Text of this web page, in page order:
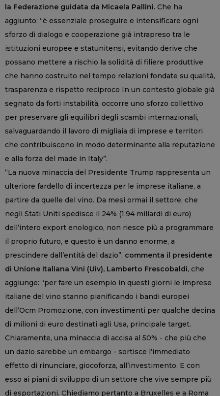
la Federazione guidata da Micaela Pallini. Che ha
aggiunto: “è essenziale proseguire e intensificare ogni
sforzo di dialogo e cooperazione già intrapreso tra le
istituzioni europee e statunitensi, evitando derive che
possano mettere a rischio la solidità di filiere produttive
che hanno costruito nel tempo relazioni fondate su qualità,
trasparenza e rispetto reciproco In un contesto globale già
segnato da forti instabilità, occorre uno sforzo collettivo
per preservare gli equilibri degli scambi internazionali,
salvaguardando il lavoro di migliaia di imprese e territori
che contribuiscono in modo determinante alla reputazione
e alla forza del made in Italy”.
“La nuova minaccia del Presidente Trump rappresenta un
ulteriore fardello di incertezza per le imprese italiane, a
partire da quelle del vino. Da mesi ormai il settore, che
negli Stati Uniti spedisce il 24% (1,94 miliardi di euro)
dell’intero export enologico, non riesce più a programmare
il proprio futuro, e questo è un danno enorme, a
prescindere dall’entità del dazio”, commenta il presidente
di Unione Italiana Vini (Uiv), Lamberto Frescobaldi, che
aggiunge: “per fare un esempio in questi giorni le imprese
italiane del vino stanno pianificando i bandi europei
dell’Ocm Promozione, con investimenti per qualche decina
di milioni di euro destinati agli Usa, principale target.
Chiaramente, una minaccia di accisa al 50% - che più che
un dazio sarebbe un embargo - sortisce l’immediato
effetto di rinunciare, giocoforza, all’investimento. E con
esso ai piani di sviluppo di un settore che vive sempre più
di esportazioni. Chiediamo pertanto a Bruxelles e a Roma